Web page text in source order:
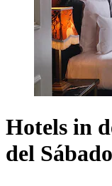
Hotels in
del